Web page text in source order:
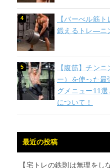
【バーべル筋
鍛えるトレ―ニ
【腹筋】チン
ー）を使った最
グメニュー11
について！
最近の投稿
【宅トレの鉄則は無理をし